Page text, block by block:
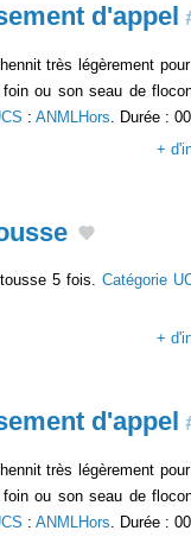
d'appel
très légèrement
ou son seau de
: ANMLHors . Durée :
+
5 fois. Catégorie
+
d'appel
très légèrement
ou son seau de
: ANMLHors. Durée :